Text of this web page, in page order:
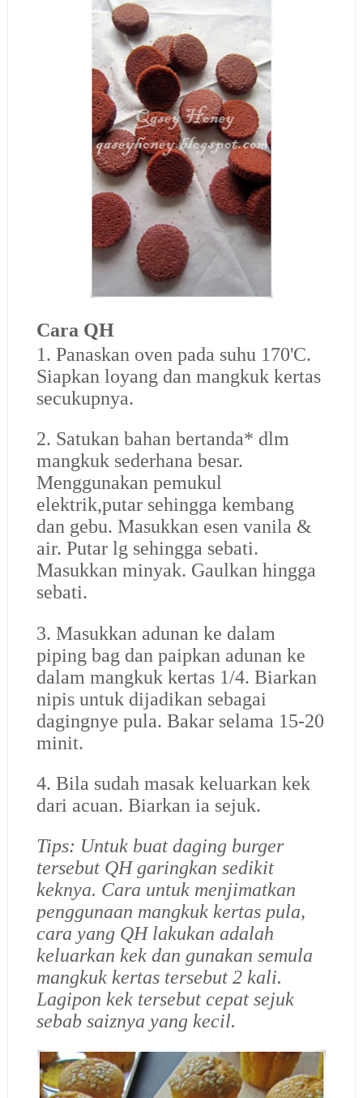
Cara QH
1. Panaskan oven pada suhu 170'C.
Siapkan loyang dan mangkuk kertas
secukupnya.
2. Satukan bahan bertanda* dlm
mangkuk sederhana besar.
Menggunakan pemukul
elektrik,putar sehingga kembang
dan gebu. Masukkan esen vanila &
air. Putar lg sehingga sebati.
Masukkan minyak. Gaulkan hingga
sebati.
3. Masukkan adunan ke dalam
piping bag dan paipkan adunan ke
dalam mangkuk kertas 1/4. Biarkan
nipis untuk dijadikan sebagai
dagingnye pula. Bakar selama 15-20
minit.
4. Bila sudah masak keluarkan kek
dari acuan. Biarkan ia sejuk.
Tips: Untuk buat daging burger
tersebut QH garingkan sedikit
keknya. Cara untuk menjimatkan
penggunaan mangkuk kertas pula,
cara yang QH lakukan adalah
keluarkan kek dan gunakan semula
mangkuk kertas tersebut 2 kali.
Lagipon kek tersebut cepat sejuk
sebab saiznya yang kecil.